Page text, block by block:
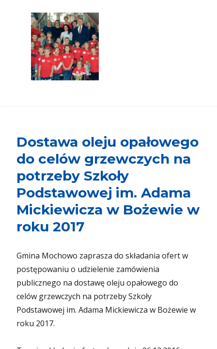
Dostawa oleju opałowego
do celów grzewczych na
potrzeby Szkoły
Podstawowej im. Adama
Mickiewicza w Bożewie w
roku 2017
Gmina Mochowo zaprasza do składania ofert w
postępowaniu o udzielenie zamówienia
publicznego na dostawę oleju opałowego do
celów grzewczych na potrzeby Szkoły
Podstawowej im. Adama Mickiewicza w Bożewie w
roku 2017.